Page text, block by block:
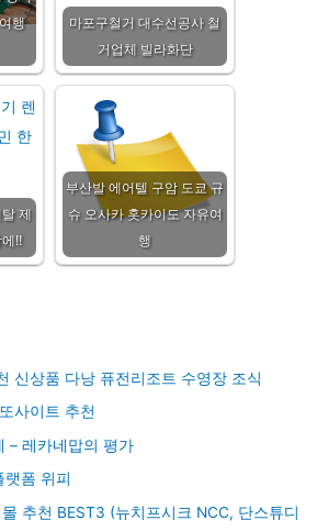
행
마포구철거 대수선공사 철
거업체 빌라화단
제
!!
부산발 에어텔 구암 도쿄 규
슈 오사카 홋카이도 자유여
행
신상품 다낭 퓨전리조트 수영장 조식
사이트 추천
– 레카네맙의 평가
랫폼 위피
추천 BEST3 (뉴치프시크 NCC, 단스튜디